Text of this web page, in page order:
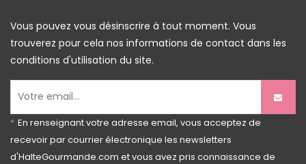
Vous pouvez vous désinscrire à tout moment. Vous
trouverez pour cela nos informations de contact dans les
conditions d'utilisation du site.
* En renseignant votre adresse email, vous acceptez de
recevoir par courrier électronique les newsletters
d'HalteGourmande.com et vous avez pris connaissance de